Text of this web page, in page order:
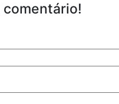
comentário!